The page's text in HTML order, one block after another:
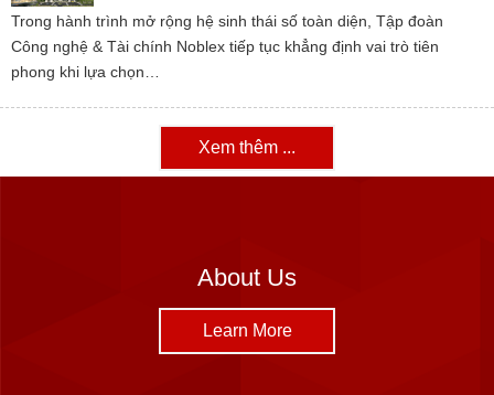
Trong hành trình mở rộng hệ sinh thái số toàn diện, Tập đoàn
Công nghệ & Tài chính Noblex tiếp tục khẳng định vai trò tiên
phong khi lựa chọn…
Xem thêm ...
About Us
Learn More